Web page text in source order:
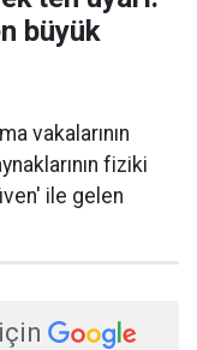
büyük
vakalarının
fiziki
ile gelen